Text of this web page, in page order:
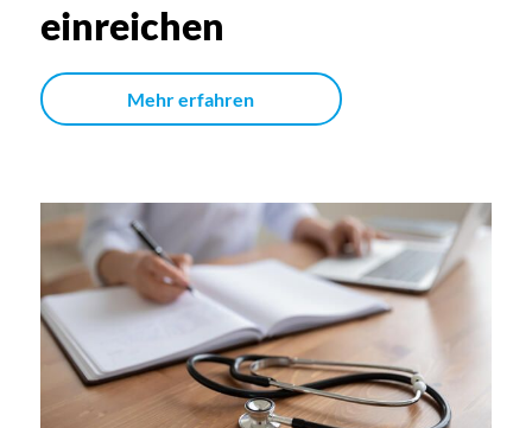
einreichen
Mehr erfahren